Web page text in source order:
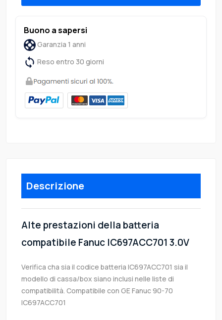
Buono a sapersi
Garanzia 1 anni
Reso entro 30 giorni
Descrizione
Alte prestazioni della batteria
compatibile Fanuc IC697ACC701 3.0V
Verifica cha sia il codice batteria IC697ACC701 sia il
modello di cassa/box siano inclusi nelle liste di
compatibilità. Compatibile con GE Fanuc 90-70
IC697ACC701